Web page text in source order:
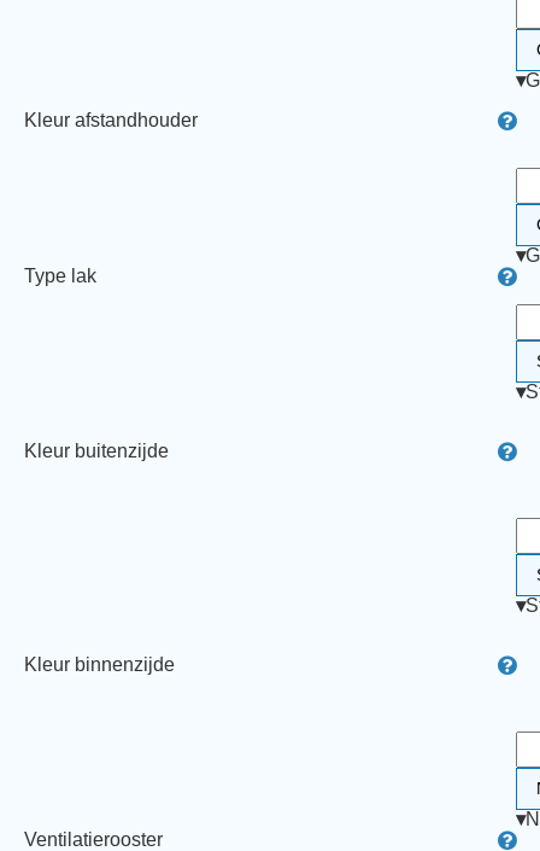
Kleur afstandhouder
▾
Type lak
▾
Kleur buitenzijde
▾
Kleur binnenzijde
▾
Ventilatierooster
▾